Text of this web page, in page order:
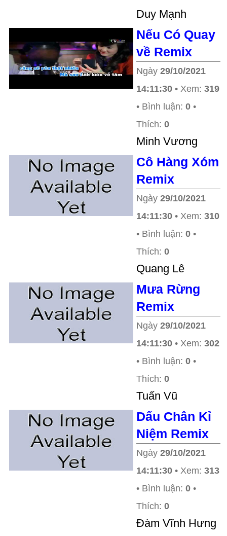
Duy Mạnh
Nếu Có Quay
về Remix
Ngày 29/10/2021
14:11:30 • Xem: 319
• Bình luận: 0 •
Thích: 0
Minh Vương
Cô Hàng Xóm
Remix
Ngày 29/10/2021
14:11:30 • Xem: 310
• Bình luận: 0 •
Thích: 0
Quang Lê
Mưa Rừng
Remix
Ngày 29/10/2021
14:11:30 • Xem: 302
• Bình luận: 0 •
Thích: 0
Tuấn Vũ
Dấu Chân Kỉ
Niệm Remix
Ngày 29/10/2021
14:11:30 • Xem: 313
• Bình luận: 0 •
Thích: 0
Đàm Vĩnh Hưng